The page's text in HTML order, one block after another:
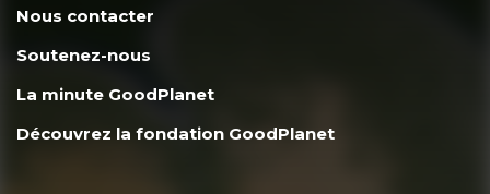
Nous contacter
Soutenez-nous
La minute GoodPlanet
Découvrez la fondation GoodPlanet